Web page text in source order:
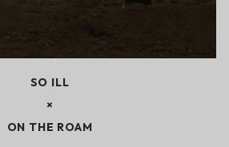
SO ILL
×
ON THE ROAM